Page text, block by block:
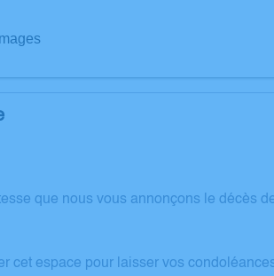
que nous vous annonçons le décès
cet espace pour laisser vos